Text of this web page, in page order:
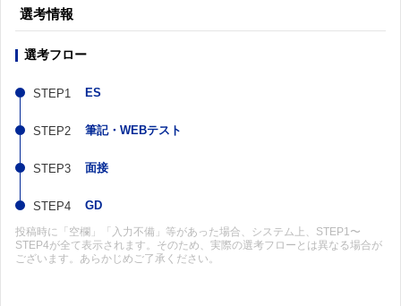
選考情報
選考フロー
ES
筆記・WEBテスト
面接
GD
投稿時に「空欄」「入力不備」等があった場合、システム上、STEP1〜
STEP4が全て表示されます。そのため、実際の選考フローとは異なる場合が
ございます。あらかじめご了承ください。